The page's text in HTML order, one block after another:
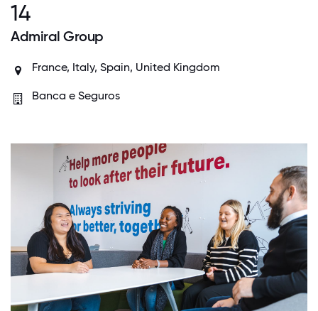
14
Admiral Group
France, Italy, Spain, United Kingdom
Banca e Seguros